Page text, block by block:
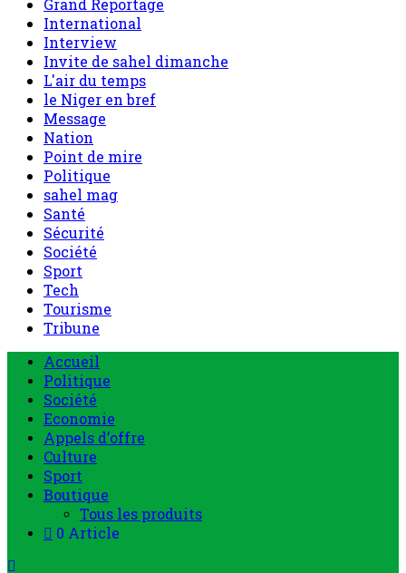
Grand Reportage
International
Interview
Invite de sahel dimanche
L'air du temps
le Niger en bref
Message
Nation
Point de mire
Politique
sahel mag
Santé
Sécurité
Société
Sport
Tech
Tourisme
Tribune
Menu
principal
Accueil
Politique
Société
Economie
Appels d’offre
Culture
Sport
Boutique
Tous les produits
0 Article